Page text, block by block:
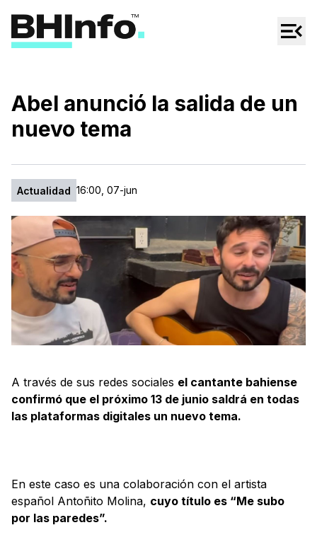
Regionales
Espectáculos
Abel anunció la salida de un
nuevo tema
Actualidad 16:00, 07-jun
A través de sus redes sociales el cantante bahiense
confirmó que el próximo 13 de junio saldrá en todas
las plataformas digitales un nuevo tema.
En este caso es una colaboración con el artista
español Antoñito Molina, cuyo título es “Me subo
por las paredes”.